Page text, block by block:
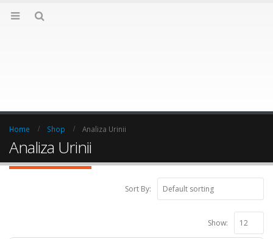
Home Shop Analiza Urinii
Analiza Urinii
Sort By:
Show: